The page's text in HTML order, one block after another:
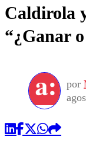
Caldirola
“¿Ganar
por